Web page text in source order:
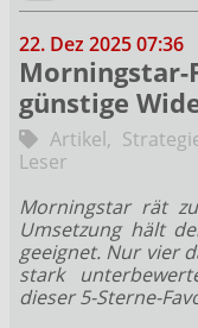
22. Dez 2025 07:36
Morningstar-
günstige
Artikel,
Leser
Morningstar rät
Umsetzung hält
geeignet. Nur vier
stark
dieser 5-Sterne-